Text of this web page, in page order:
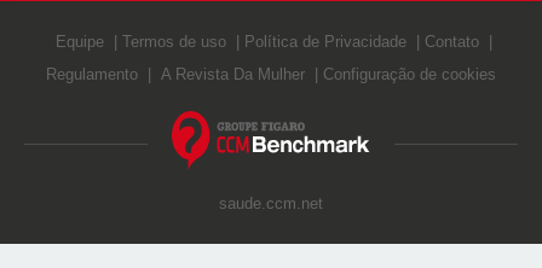
Equipe Termos de uso Política de Privacidade
Contato
Regulamento
A Revista Da Mulher Configuração de cookies
saude.ccm.net